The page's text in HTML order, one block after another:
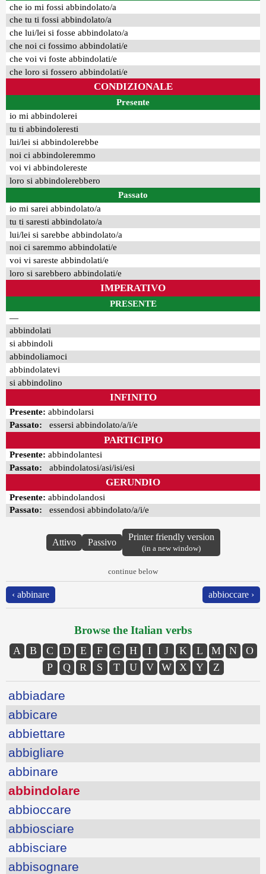
che io mi fossi abbindolato/a
che tu ti fossi abbindolato/a
che lui/lei si fosse abbindolato/a
che noi ci fossimo abbindolati/e
che voi vi foste abbindolati/e
che loro si fossero abbindolati/e
CONDIZIONALE
Presente
io mi abbindolerei
tu ti abbindoleresti
lui/lei si abbindolerebbe
noi ci abbindoleremmo
voi vi abbindolereste
loro si abbindolerebbero
Passato
io mi sarei abbindolato/a
tu ti saresti abbindolato/a
lui/lei si sarebbe abbindolato/a
noi ci saremmo abbindolati/e
voi vi sareste abbindolati/e
loro si sarebbero abbindolati/e
IMPERATIVO
PRESENTE
—
abbindolati
si abbindoli
abbindoliamoci
abbindolatevi
si abbindolino
INFINITO
Presente: abbindolarsi
Passato: essersi abbindolato/a/i/e
PARTICIPIO
Presente: abbindolantesi
Passato: abbindolatosi/asi/isi/esi
GERUNDIO
Presente: abbindolandosi
Passato: essendosi abbindolato/a/i/e
Attivo Passivo
Printer friendly version
(in a new window)
continue below
‹ abbinare abbioccare ›
Browse the Italian verbs
A B C D E F G H I J K L M N
O
P
Q R S T U V W X Y Z
abbiadare
abbicare
abbiettare
abbigliare
abbinare
abbindolare
abbioccare
abbiosciare
abbisciare
abbisognare